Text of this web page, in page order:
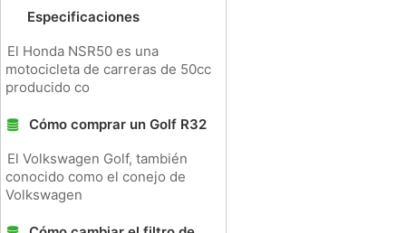
Especificaciones
El Honda NSR50 es una
motocicleta de carreras de 50cc
producido co
Cómo comprar un Golf R32
El Volkswagen Golf, también
conocido como el conejo de
Volkswagen